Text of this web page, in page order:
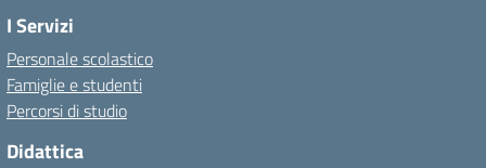
I Servizi
Personale scolastico
Famiglie e studenti
Percorsi di studio
Didattica